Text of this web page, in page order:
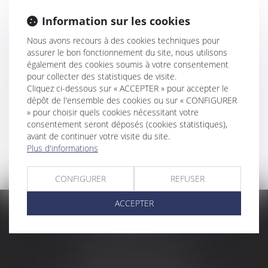
précontentieuse et contentieuse)
Optimisation fiscale
Fiscalité transfrontalière
Voir tous les domaines
d'intervention
Contacter un expert
Information sur les cookies
Nous avons recours à des cookies techniques pour
assurer le bon fonctionnement du site, nous utilisons
également des cookies soumis à votre consentement
pour collecter des statistiques de visite.
Cliquez ci-dessous sur « ACCEPTER » pour accepter le
dépôt de l'ensemble des cookies ou sur « CONFIGURER
» pour choisir quels cookies nécessitant votre
consentement seront déposés (cookies statistiques),
avant de continuer votre visite du site.
Plus d'informations
CONFIGURER REFUSER
ACCEPTER